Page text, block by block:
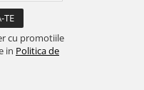
cu promotiile
in Politica de